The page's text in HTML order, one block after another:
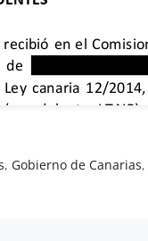
, Gobierno de Canarias,